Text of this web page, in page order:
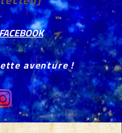
aventure !